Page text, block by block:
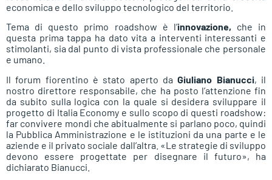
economica e dello sviluppo tecnologico del territorio.
Tema di questo primo roadshow è l’innovazione, che in
questa prima tappa ha dato vita a interventi interessanti e
stimolanti, sia dal punto di vista professionale che personale
e umano.
Il forum fiorentino è stato aperto daGiuliano Bianucci, il
nostro direttore responsabile, che ha posto l’attenzione fin
da subito sulla logica con la quale si desidera sviluppare il
progetto di Italia Economy e sullo scopo di questi roadshow:
far convivere mondi che abitualmente si parlano poco, quindi
la Pubblica Amministrazione e le istituzioni da una parte e le
aziende e il privato sociale dall’altra. «Le strategie di sviluppo
devono essere progettate per disegnare il futuro», ha
dichiarato Bianucci.